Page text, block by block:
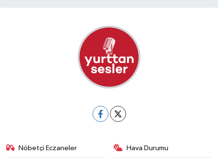
Nöbetçi Eczaneler Hava Durumu